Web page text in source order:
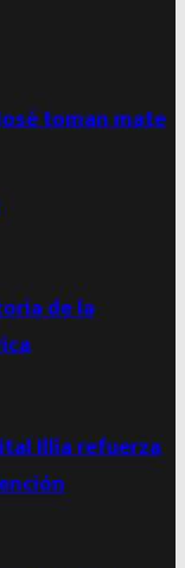
toman mate
de la
Illia refuerza